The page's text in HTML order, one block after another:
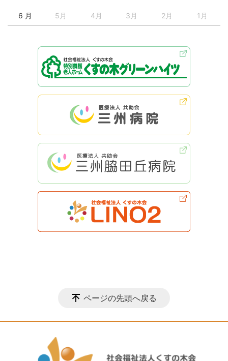
6 月 5月 4月 3月 2月 1月
ページの先頭へ戻る